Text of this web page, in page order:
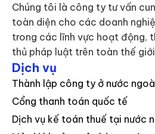
Chúng tôi là công ty tư vấn
toàn diện cho các doanh
trong các lĩnh vực hoạt động,
thủ pháp luật trên toàn thế
Dịch vụ
Thành lập công ty ở nước
Cổng thanh toán quốc tế
Dịch vụ kế toán thuế tại nước